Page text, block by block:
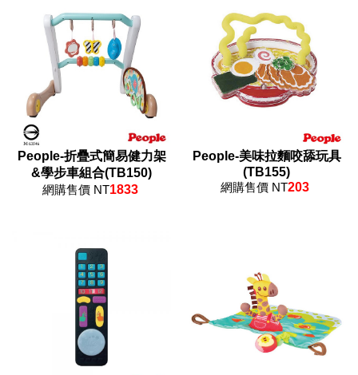
People-折疊式簡易健力架
&學步車組合(TB150)
網購售價 NT1833
People-美味拉麵咬舔玩具
(TB155)
網購售價 NT203